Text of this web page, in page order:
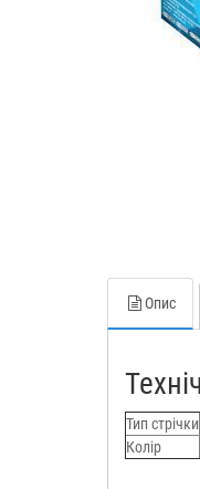
Опис
Тип стрічки
Колір